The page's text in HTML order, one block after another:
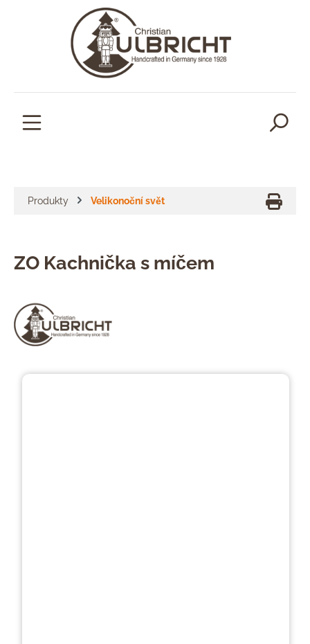
Produkty Velikonoční svět
ZO Kachnička s míčem